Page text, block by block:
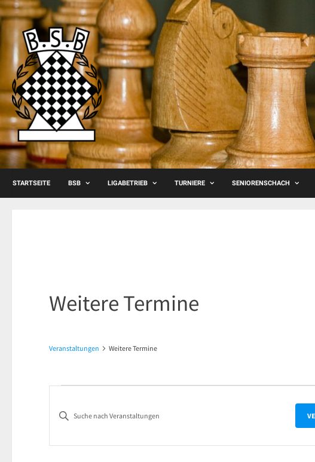
Skip
to
content
STARTSEITE BSB LIGABETRIEB TURNIERE SENIORENSCHACH
Weitere Termine
Veranstaltungen Weitere Termine
für
17.
Suche
und
Bitte
eingeben.